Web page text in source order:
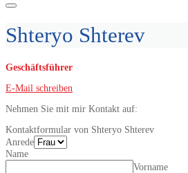
Shteryo Shterev
Geschäftsführer
E-Mail schreiben
Nehmen Sie mit mir Kontakt auf:
Kontaktformular von Shteryo Shterev
Anrede
Name
Vorname